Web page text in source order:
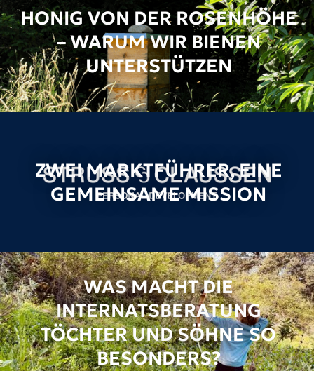
HONIG VON DER ROSENHÖHE
– WARUM WIR BIENEN
UNTERSTÜTZEN
ZWEI MARKTFÜHRER, EINE
GEMEINSAME MISSION
WAS MACHT DIE
INTERNATSBERATUNG
TÖCHTER UND SÖHNE SO
BESONDERS?